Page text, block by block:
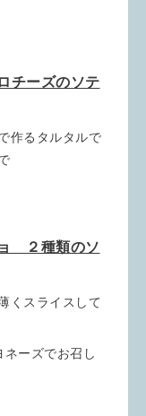
チーズのソテ
作るタルタルで
ョ ２種類のソ
くスライスして
ーズでお召し